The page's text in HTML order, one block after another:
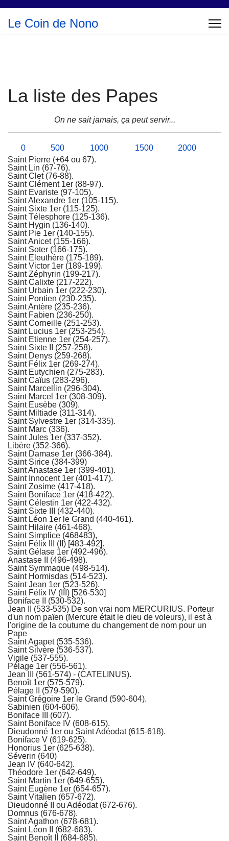
Le Coin de Nono
La liste des Papes
On ne sait jamais, ça peut servir...
0 500 1000 1500
2000
Saint Pierre (+64 ou 67).
Saint Lin (67-76).
Saint Clet (76-88).
Saint Clément 1er (88-97).
Saint Evariste (97-105).
Saint Alexandre 1er (105-115).
Saint Sixte 1er (115-125).
Saint Télesphore (125-136).
Saint Hygin (136-140).
Saint Pie 1er (140-155).
Saint Anicet (155-166).
Saint Soter (166-175).
Saint Eleuthère (175-189).
Saint Victor 1er (189-199).
Saint Zéphyrin (199-217).
Saint Calixte (217-222).
Saint Urbain 1er (222-230).
Saint Pontien (230-235).
Saint Antère (235-236).
Saint Fabien (236-250).
Saint Corneille (251-253).
Saint Lucius 1er (253-254).
Saint Etienne 1er (254-257).
Saint Sixte II (257-258).
Saint Denys (259-268).
Saint Félix 1er (269-274).
Saint Eutychien (275-283).
Saint Caïus (283-296).
Saint Marcellin (296-304).
Saint Marcel 1er (308-309).
Saint Eusèbe (309).
Saint Miltiade (311-314).
Saint Sylvestre 1er (314-335).
Saint Marc (336).
Saint Jules 1er (337-352).
Libère (352-366).
Saint Damase 1er (366-384).
Saint Sirice (384-399)
Saint Anastase 1er (399-401).
Saint Innocent 1er (401-417).
Saint Zosime (417-418).
Saint Boniface 1er (418-422).
Saint Célestin 1er (422-432).
Saint Sixte III (432-440).
Saint Léon 1er le Grand (440-461).
Saint Hilaire (461-468).
Saint Simplice (468483),
Saint Félix III (II) [483-492].
Saint Gélase 1er (492-496).
Anastase II (496-498).
Saint Symmaque (498-514).
Saint Hormisdas (514-523).
Saint Jean 1er (523-526).
Saint Félix IV (III) [526-530]
Boniface II (530-532).
Jean II (533-535) De son vrai nom MERCURIUS. Porteur
d'un nom païen (Mercure était le dieu de voleurs), il est à
l'origine de la coutume du changement de nom pour un
Pape
Saint Agapet (535-536).
Saint Silvère (536-537).
Vigile (537-555).
Pélage 1er (556-561).
Jean III (561-574) - (CATELINUS).
Benoît 1er (575-579).
Pélage II (579-590).
Saint Grégoire 1er le Grand (590-604).
Sabinien (604-606).
Boniface III (607).
Saint Boniface IV (608-615).
Dieudonné 1er ou Saint Adéodat (615-618).
Boniface V (619-625).
Honorius 1er (625-638).
Séverin (640)
Jean IV (640-642).
Théodore 1er (642-649).
Saint Martin 1er (649-655).
Saint Eugène 1er (654-657).
Saint Vitalien (657-672).
Dieudonné II ou Adéodat (672-676).
Domnus (676-678).
Saint Agathon (678-681).
Saint Léon II (682-683).
Saint Benoît II (684-685).